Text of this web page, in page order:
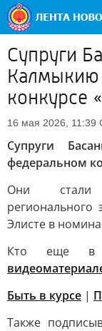
Супруги
конкурсе
16 мая 2026, 11:39
Супруги
федеральном
Они стали
регионального
Элисте в
Кто еще в
Быть в курсе |
Также